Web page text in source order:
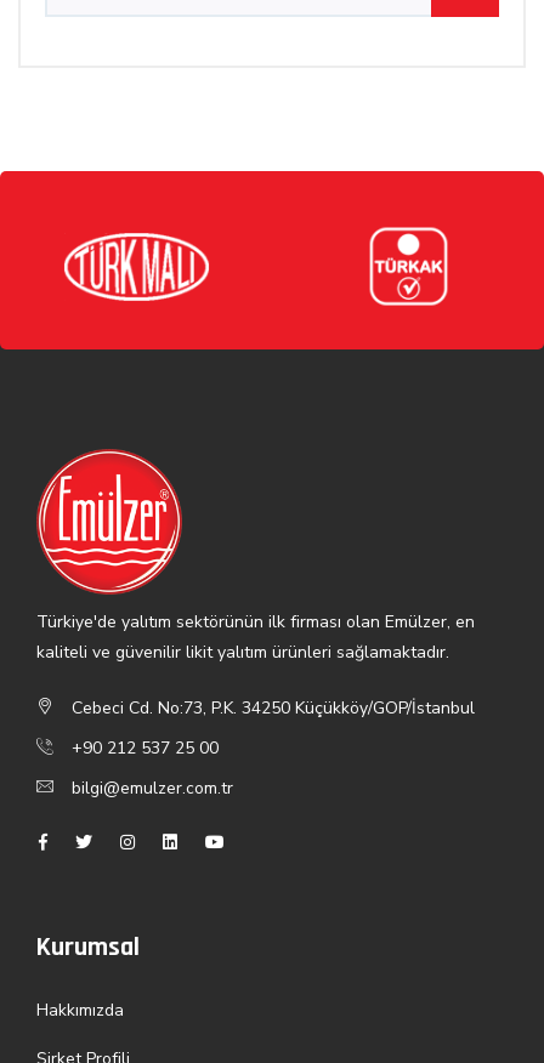
Türkiye'de yalıtım sektörünün ilk firması olan Emülzer, en
kaliteli ve güvenilir likit yalıtım ürünleri sağlamaktadır.
Cebeci Cd. No:73, P.K. 34250 Küçükköy/GOP/İstanbul
+90 212 537 25 00
bilgi@emulzer.com.tr
Kurumsal
Hakkımızda
Şirket Profili